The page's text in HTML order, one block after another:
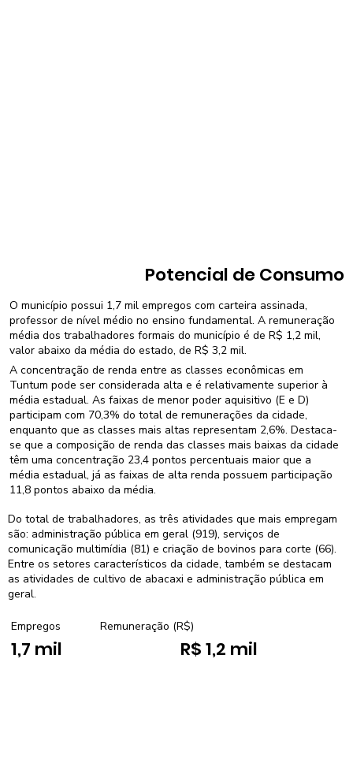
Potencial de Consumo
O município possui 1,7 mil empregos com carteira assinada,
professor de nível médio no ensino fundamental. A remuneração
média dos trabalhadores formais do município é de R$ 1,2 mil,
valor abaixo da média do estado, de R$ 3,2 mil.
A concentração de renda entre as classes econômicas em
Tuntum pode ser considerada alta e é relativamente superior à
média estadual. As faixas de menor poder aquisitivo (E e D)
participam com 70,3% do total de remunerações da cidade,
enquanto que as classes mais altas representam 2,6%. Destaca-
se que a composição de renda das classes mais baixas da cidade
têm uma concentração 23,4 pontos percentuais maior que a
média estadual, já as faixas de alta renda possuem participação
11,8 pontos abaixo da média.
Do total de trabalhadores, as três atividades que mais empregam
são: administração pública em geral (919), serviços de
comunicação multimídia (81) e criação de bovinos para corte (66).
Entre os setores característicos da cidade, também se destacam
as atividades de cultivo de abacaxi e administração pública em
geral.
Empregos
1,7 mil
Remuneração (R$)
R$ 1,2 mil